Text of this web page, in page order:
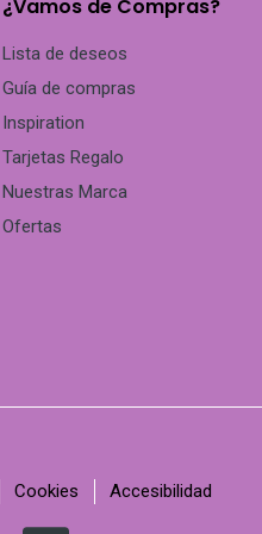
¿Vamos de Compras?
Lista de deseos
Guía de compras
Inspiration
Tarjetas Regalo
Nuestras Marca
Ofertas
Cookies Accesibilidad